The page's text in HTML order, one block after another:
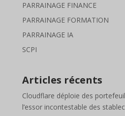
PARRAINAGE FINANCE
PARRAINAGE FORMATION
PARRAINAGE IA
SCPI
Articles récents
Cloudflare déploie des
l’essor incontestable des